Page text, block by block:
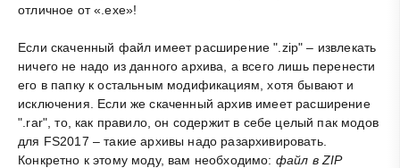
отличное от «.exe»!
Если скаченный файл имеет расширение ".zip" – извлекать
ничего не надо из данного архива, а всего лишь перенести
его в папку к остальным модификациям, хотя бывают и
исключения. Если же скаченный архив имеет расширение
".rar", то, как правило, он содержит в себе целый пак модов
для FS2017 – такие архивы надо разархивировать.
Конкретно к этому моду, вам необходимо: файл в ZIP